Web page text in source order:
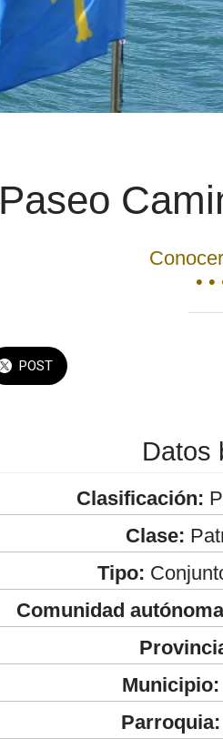
Paseo
• •
POST
Datos
Clasificación:
Clase:
Tipo:
Comunidad
Municipio:
Parroquia: